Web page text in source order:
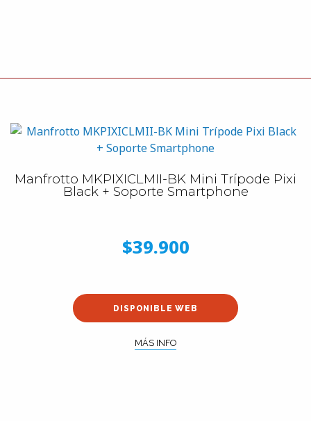
Manfrotto MKPIXICLMII-BK Mini Trípode Pixi
Black + Soporte Smartphone
$39.900
DISPONIBLE WEB
MÁS INFO